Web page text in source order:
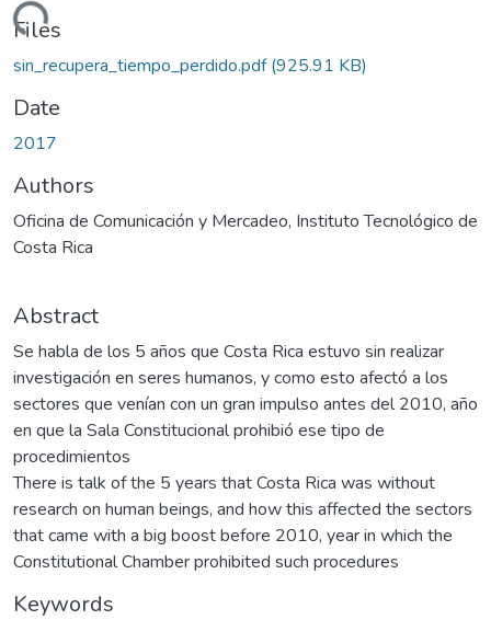
Files
sin_recupera_tiempo_perdido.pdf(925.91 KB)
Date
2017
Authors
Oficina de Comunicación y Mercadeo, Instituto Tecnológico de
Costa Rica
Abstract
Se habla de los 5 años que Costa Rica estuvo sin realizar
investigación en seres humanos, y como esto afectó a los
sectores que venían con un gran impulso antes del 2010, año
en que la Sala Constitucional prohibió ese tipo de
procedimientos
There is talk of the 5 years that Costa Rica was without
research on human beings, and how this affected the sectors
that came with a big boost before 2010, year in which the
Constitutional Chamber prohibited such procedures
Keywords